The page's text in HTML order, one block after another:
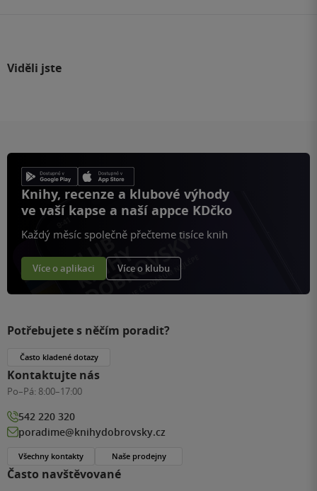
Viděli jste
Knihy, recenze a klubové výhody
ve vaší kapse a naší appce KDčko
Každý měsíc společně přečteme tisíce knih
Více o aplikaci Více o klubu
Často navštěvované
Potřebujete s něčím poradit?
Často kladené dotazy
Kontaktujte nás
Po–Pá: 8:00–17:00
542 220 320
poradime@knihydobrovsky.cz
Všechny kontakty Naše prodejny